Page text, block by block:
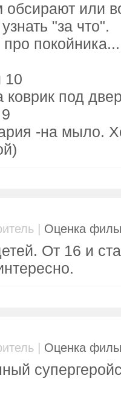
или
"за что".
про
10
коврик под
-на мыло.
| Оценка
От 16 и
| Оценка